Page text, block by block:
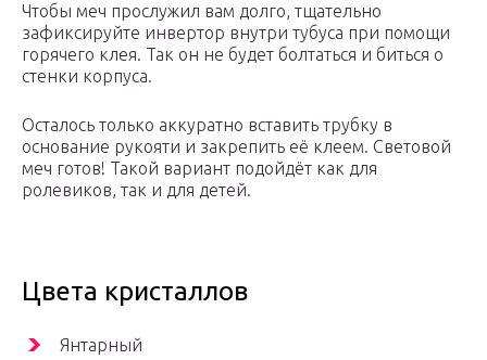
Чтобы меч прослужил вам долго, тщательно
зафиксируйте инвертор внутри тубуса при помощи
горячего клея. Так он не будет болтаться и биться о
стенки корпуса.
Осталось только аккуратно вставить трубку в
основание рукояти и закрепить её клеем. Световой
меч готов! Такой вариант подойдёт как для
ролевиков, так и для детей.
Цвета кристаллов
Янтарный